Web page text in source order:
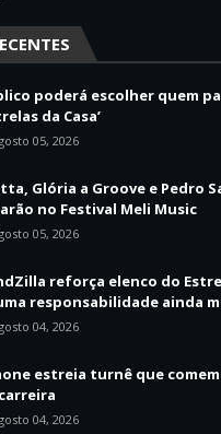
poderá escolher quem
da Casa’
05, 2026
Glória a Groove e Pedro
no Festival Meli Music
05, 2026
reforça elenco do
responsabilidade ainda
04, 2026
estreia turnê que
04, 2026